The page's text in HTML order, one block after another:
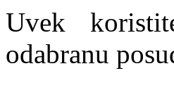
Uvek
odabranu